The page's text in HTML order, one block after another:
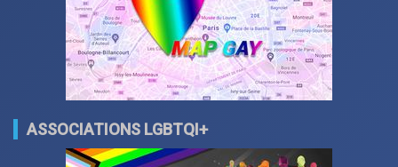
ASSOCIATIONS LGBTQI+